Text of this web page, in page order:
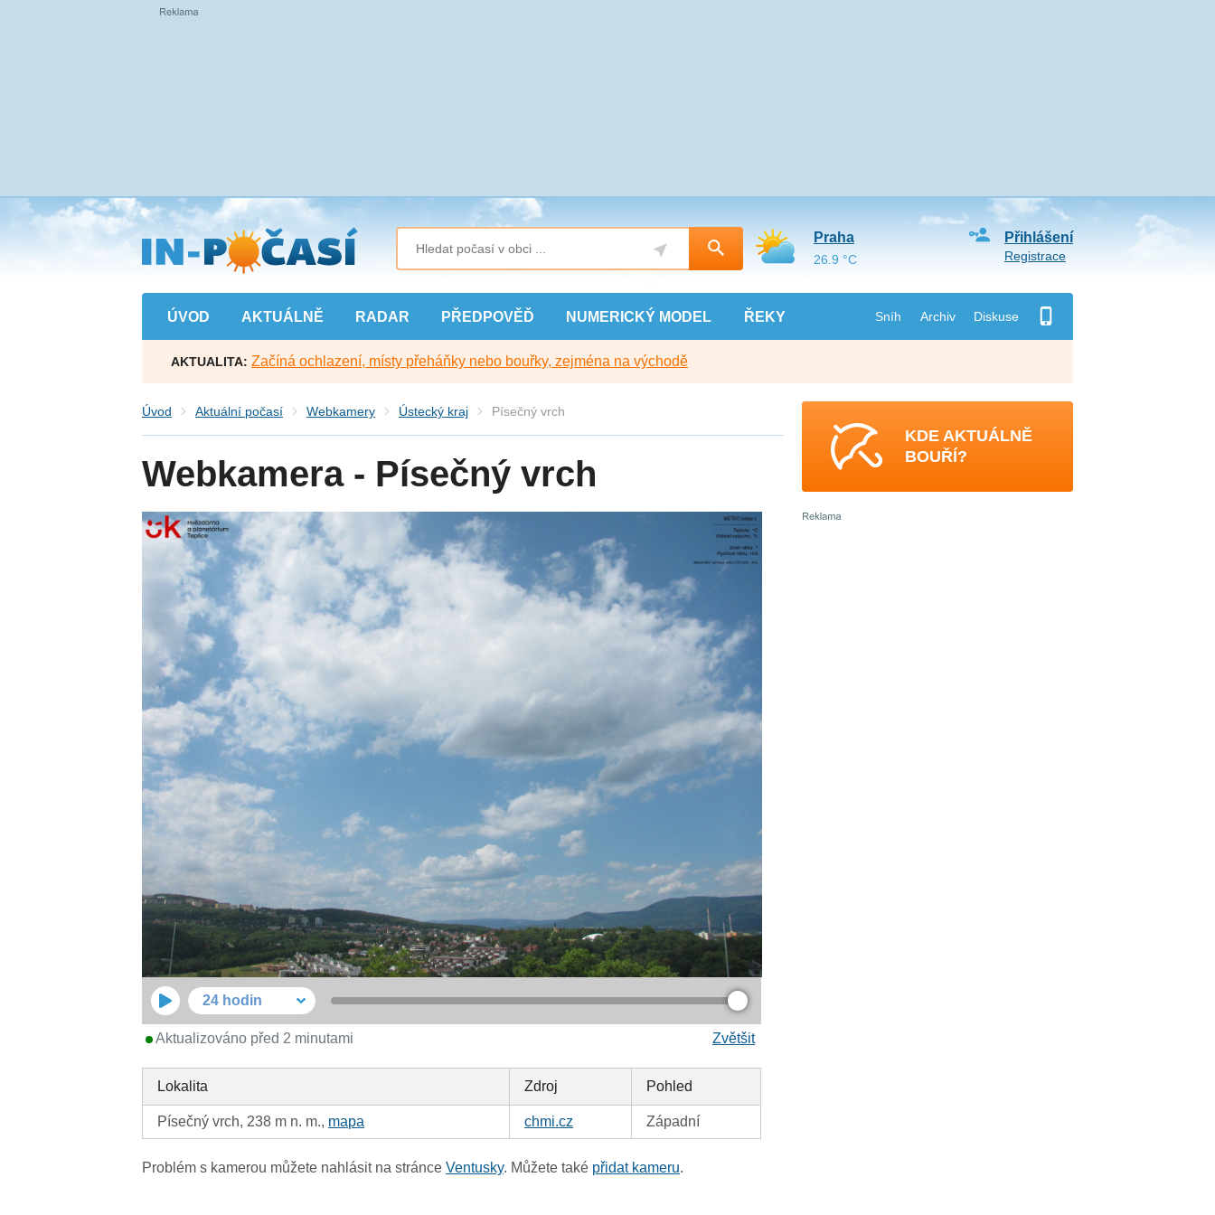
Přejít
na
hlavní
obsah
ÚVOD AKTUÁLNĚ RADAR PŘEDPOVĚĎ NUMERICKÝ MODEL ŘEKY Sníh Archiv Diskuse
Přihlášení
Registrace
Praha
26.9 °C
AKTUALITA: Začíná ochlazení, místy přeháňky nebo bouřky, zejména na východě
Úvod Aktuální počasí Webkamery Ústecký kraj Písečný vrch
Webkamera - Písečný vrch
24 hodin
Zvětšit
Aktualizováno před 2 minutami
Lokalita Zdroj Pohled
Písečný vrch, 238 m n. m., mapa chmi.cz Západní
Problém s kamerou můžete nahlásit na stránceVentusky. Můžete také přidat kameru.
KDE AKTUÁLNĚ
BOUŘÍ?